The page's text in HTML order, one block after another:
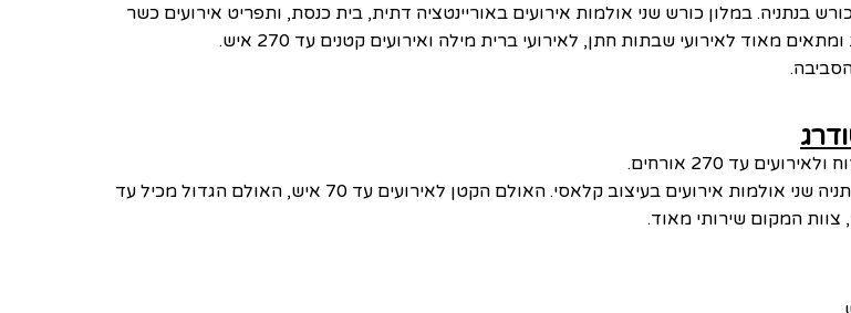
בנתניה. במלון כורש שני אולמות אירועים באוריינטציה דתית, בית כנסת, ותפריט אירועים כשר
לאירועי שבתות חתן, לאירועי ברית מילה ואירועים קטנים עד 270 איש.
עד 270 אורחים.
במחיר משתלם? במלון המלך כורש בנתניה שני אולמות אירועים בעיצוב קלאסי. האולם הקטן לאירועים עד 70 איש, האולם הגדול מכיל עד